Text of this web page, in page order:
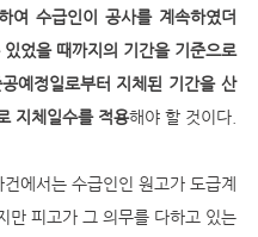
여 수급인이 공사를 계속하였더
었을 때까지의 기간을 기준으로
예정일로부터 지체된 기간을 산
지체일수를 적용
만 피고가 그 의무를 다하고 있는